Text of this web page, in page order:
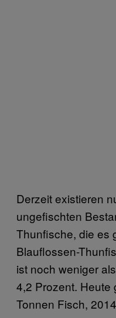
Derzeit existieren
ungefischten
Thunfische, die es
Blauflossen-
ist noch weniger
4,2 Prozent. Heute
Tonnen Fisch,